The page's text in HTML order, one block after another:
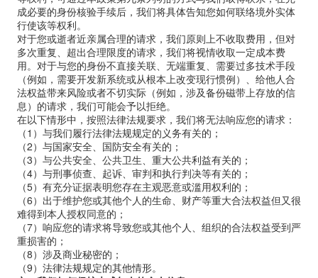
成必要的身份核验手续后，我们将具体告知您如何联络境外实体
行使该等权利。
对于您或逝者近亲属合理的请求，我们原则上不收取费用，但对
多次重复、超出合理限度的请求，我们将视情收取一定成本费
用。对于与您的身份不直接关联、无端重复、需要过多技术手段
（例如，需要开发新系统或从根本上改变现行惯例）、给他人合
法权益带来风险或者不切实际（例如，涉及备份磁带上存放的信
息）的请求，我们可能会予以拒绝。
在以下情形中，按照法律法规要求，我们将无法响应您的请求：
（1）与我们履行法律法规规定的义务有关的；
（2）与国家安全、国防安全有关的；
（3）与公共安全、公共卫生、重大公共利益有关的；
（4）与刑事侦查、起诉、审判和执行判决等有关的；
（5）有充分证据表明您存在主观恶意或滥用权利的；
（6）出于维护您或其他个人的生命、财产等重大合法权益但又很
难得到本人授权同意的；
（7）响应您的请求将导致您或其他个人、组织的合法权益受到严
重损害的；
（8）涉及商业秘密的；
（9）法律法规规定的其他情形。